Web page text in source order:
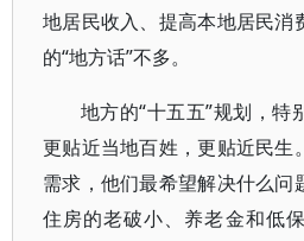
地居民收入、提高本地居民消
的“地方话”不多。
地方的“十五五”规划，特
更贴近当地百姓，更贴近民生
需求，他们最希望解决什么问
住房的老破小、养老金和低